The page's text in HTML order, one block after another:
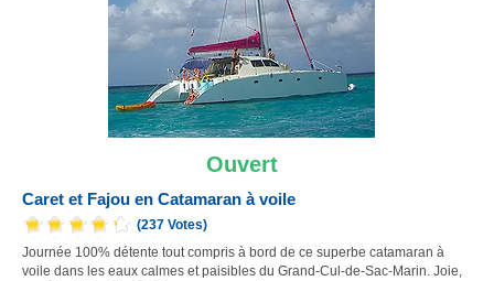
Ouvert
Caret et Fajou en Catamaran à voile
(237 Votes)
Journée 100% détente tout compris à bord de ce superbe catamaran à
voile dans les eaux calmes et paisibles du Grand-Cul-de-Sac-Marin. Joie,